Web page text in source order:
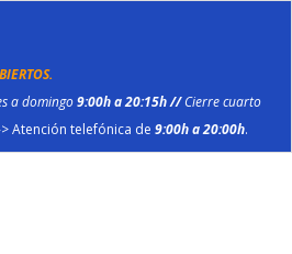
a domingo9:00h a 20:15h //Cierre cuarto
Atención telefónica de 9:00h a 20:00h.